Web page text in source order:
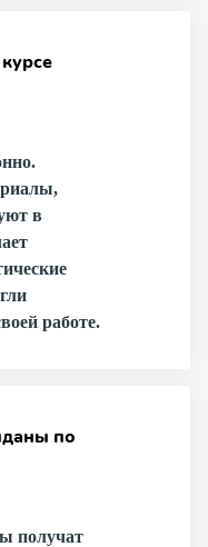
в
работе.
по
получат